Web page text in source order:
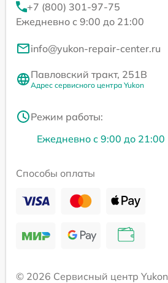
+7 (800) 301-97-75
Ежедневно с 9:00 до 21:00
info@yukon-repair-center.ru
Павловский тракт, 251В
Адрес сервисного центра Yukon
Режим работы:
Ежедневно с 9:00 до 21:00
Способы оплаты
© 2026 Сервисный центр Yukon